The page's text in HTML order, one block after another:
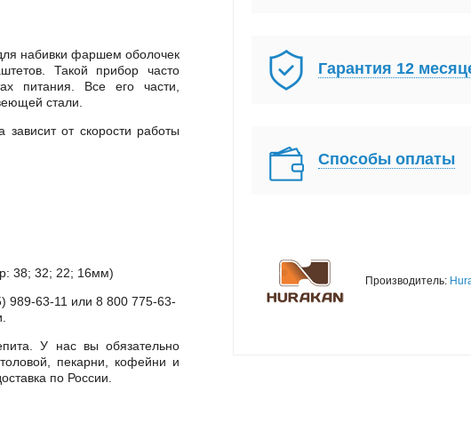
Гарантия 12
Способы оплаты
Производитель:
набивки фаршем оболочек
Такой прибор часто
питания. Все его части,
стали.
зависит от скорости работы
38; 32; 22; 16мм)
989-63-11 или 8 800 775-63-
У нас вы обязательно
пекарни, кофейни и
по России.